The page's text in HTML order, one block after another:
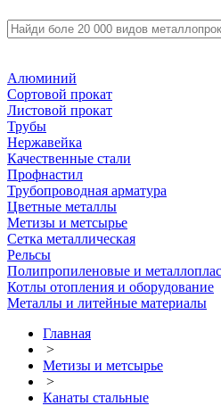
Алюминий
Сортовой прокат
Листовой прокат
Трубы
Нержавейка
Качественные стали
Профнастил
Трубопроводная арматура
Цветные металлы
Метизы и метсырье
Сетка металлическая
Рельсы
Полипропиленовые и
Котлы отопления и оборудование
Металлы и литейные материалы
Главная
>
Метизы и метсырье
>
Канаты стальные